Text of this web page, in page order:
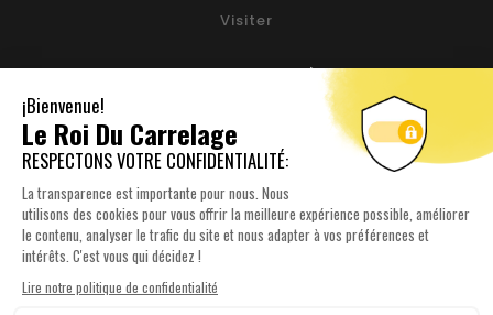
Visiter
Visiter
NOTRE SOCIÉTÉ
YOUR ACCOUNT